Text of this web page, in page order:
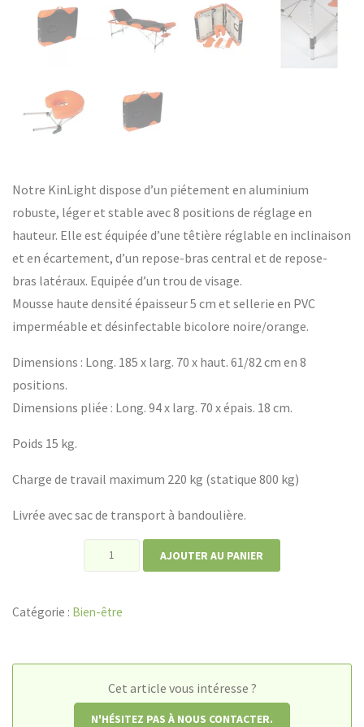
Notre KinLight dispose d’un piétement en aluminium
robuste, léger et stable avec 8 positions de réglage en
hauteur. Elle est équipée d’une têtière réglable en inclinaison
et en écartement, d’un repose-bras central et de repose-
bras latéraux. Equipée d’un trou de visage.
Mousse haute densité épaisseur 5 cm et sellerie en PVC
imperméable et désinfectable bicolore noire/orange.
Dimensions : Long. 185 x larg. 70 x haut. 61/82 cm en 8
positions.
Dimensions pliée : Long. 94 x larg. 70 x épais. 18 cm.
Poids 15 kg.
Charge de travail maximum 220 kg (statique 800 kg)
Livrée avec sac de transport à bandoulière.
quantité
de
AJOUTER AU PANIER
Catégorie : Bien-être
Cet article vous intéresse ?
N'HÉSITEZ PAS À NOUS CONTACTER.